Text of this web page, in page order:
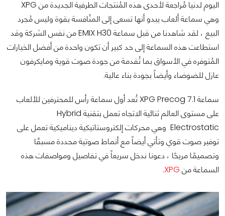
وهي سماعة ألعاب يبدو أنها تسعى إلى المنُافسة بقوة وليس مُجرد
البيع ، لقد شاهدنا من قبل سماعة EMIX H30 من نفس الشركة وقد
استطاعت هذه السماعة إلى حد كبير أن تكون واحدة من أفضل الخيارات
المُتوفره في الأسواق بما تُقدمة من جودة صوت قوية ومايكرفون
عازل للضوضاء وأيضاً بجودة بناء عالية.
سماعة XPG Precog 7.1 تُعد أول سماعة رأس للمحترفين للألعاب
على مستوى العالم ثنائية الاتجاه تعمل بتقنية Hybrid
Electrostatic وهي محركات إلكتروستاتيكية ديناميكية تعمل على
توفير صوت قوي وتأتي أيضاً مع أنماط صوتية محددة مسبقًا
وتصميمًا مريحًا ، دعونا ندخل سريعاً في تفاصيل ومواصفات هذه
السماعة من XPG
.